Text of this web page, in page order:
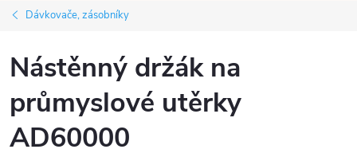
Dávkovače, zásobníky
Nástěnný držák na
průmyslové utěrky
AD60000